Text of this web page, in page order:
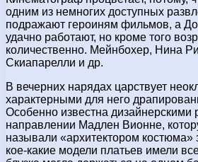
одним из немногих доступных
подражают героиням фильмов, а
удачно работают, но кроме того
количественно. Мейнбохер, Нина
Скиапарелли и др.
В вечерних нарядах царствует
характерными для него
Особенно известна дизайнерскими
направлении Мадлен Вионне,
называли «архитектором костюма»
кое-какие модели платьев имели